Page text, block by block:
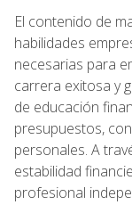
El contenido de
habilidades
necesarias para
carrera exitosa y
de educación
presupuestos,
personales. A
estabilidad
profesional